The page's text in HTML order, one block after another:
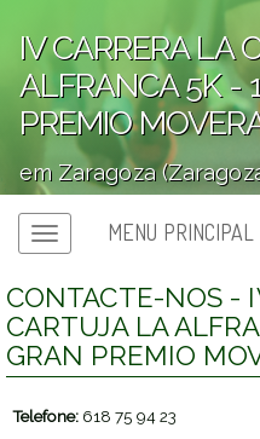
IV CARRERA LA
ALFRANCA 5K -
PREMIO
em Zaragoza
Menu principalMENU PRINCIPAL
CONTACTE-NOS -
CARTUJA LA
GRAN PREMIO
Telefone:618 75 94 23